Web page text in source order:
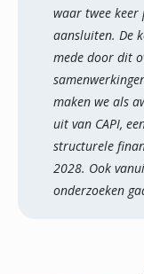
waar twee
aansluiten. De
mede door dit
maken we als
uit van CAPI,
structurele
2028. Ook
onderzoeken